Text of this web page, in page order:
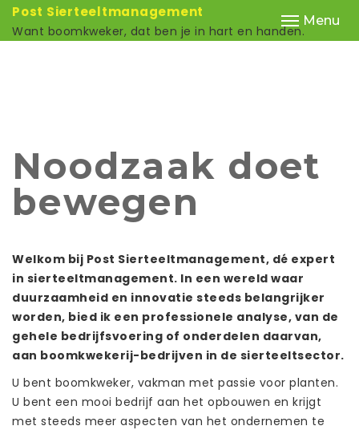
Post Sierteeltmanagement
Want boomkweker, dat ben je in hart en handen.
Menu
Noodzaak doet
bewegen
Welkom bij Post Sierteeltmanagement, dé expert
in sierteeltmanagement. In een wereld waar
duurzaamheid en innovatie steeds belangrijker
worden, bied ik een professionele analyse, van de
gehele bedrijfsvoering of onderdelen daarvan,
aan boomkwekerij-bedrijven in de sierteeltsector.
U bent boomkweker, vakman met passie voor planten.
U bent een mooi bedrijf aan het opbouwen en krijgt
met steeds meer aspecten van het ondernemen te